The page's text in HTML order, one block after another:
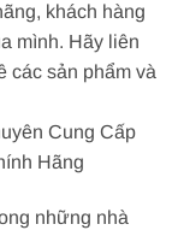
khách hàng
mình. Hãy liên
các sản phẩm và
Cung Cấp
Hãng
những nhà